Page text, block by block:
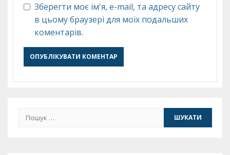
Зберегти моє ім'я, e-mail, та адресу сайту
в цьому браузері для моїх подальших
коментарів.
Пошук: